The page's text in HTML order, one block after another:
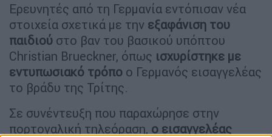
Ερευνητές από τη Γερμανία εντόπισαν νέα
στοιχεία σχετικά με την εξαφάνιση του
παιδιού στο βαν του βασικού υπόπτου
Christian Brueckner, όπως ισχυρίστηκε με
εντυπωσιακό τρόπο ο Γερμανός εισαγγελέας
το βράδυ της Τρίτης.
Σε συνέντευξη που παραχώρησε στην
πορτογαλική τηλεόραση, ο εισαγγελέας